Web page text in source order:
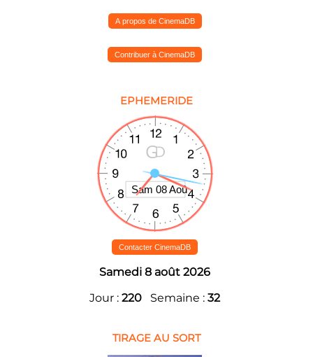
A propos de CinemaDB
Contribuer à CinemaDB
EPHEMERIDE
Contacter CinemaDB
Samedi 8 août 2026
Jour : 220 Semaine : 32
TIRAGE AU SORT